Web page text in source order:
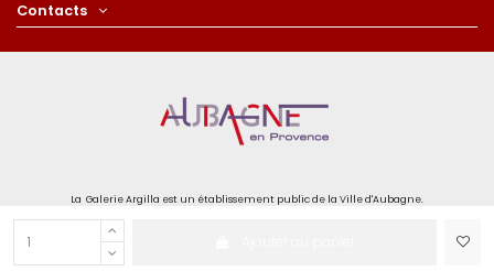
Contacts
La Galerie Argilla est un établissement public de la Ville d'Aubagne.